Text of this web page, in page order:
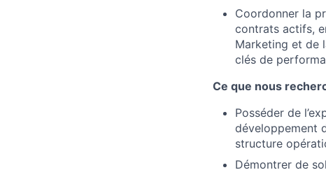
Coordonner la
contrats actifs,
Marketing et de
clés de
Ce que nous
Posséder de
développement
structure
Démontrer de